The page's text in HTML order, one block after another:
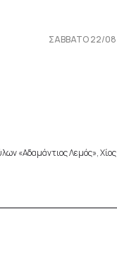
ΣΆΒΒΑΤΟ 22/08
«Αδαμάντιος Λεμός», Χίος